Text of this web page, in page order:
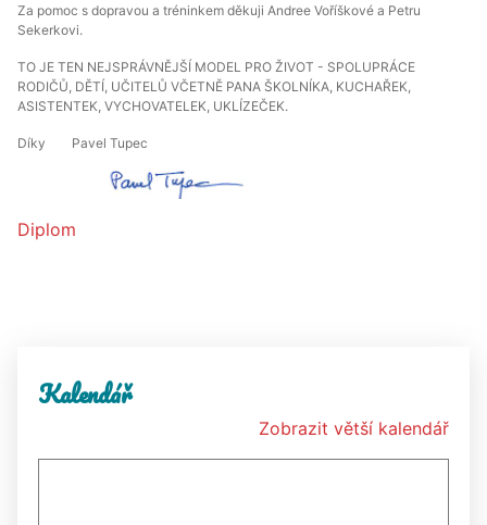
Za pomoc s dopravou a tréninkem děkuji Andree Voříškové a Petru
Sekerkovi.
TO JE TEN NEJSPRÁVNĚJŠÍ MODEL PRO ŽIVOT - SPOLUPRÁCE
RODIČŮ, DĚTÍ, UČITELŮ VČETNĚ PANA ŠKOLNÍKA, KUCHAŘEK,
ASISTENTEK, VYCHOVATELEK, UKLÍZEČEK.
Díky Pavel Tupec
Diplom
Kalendář
Zobrazit větší kalendář